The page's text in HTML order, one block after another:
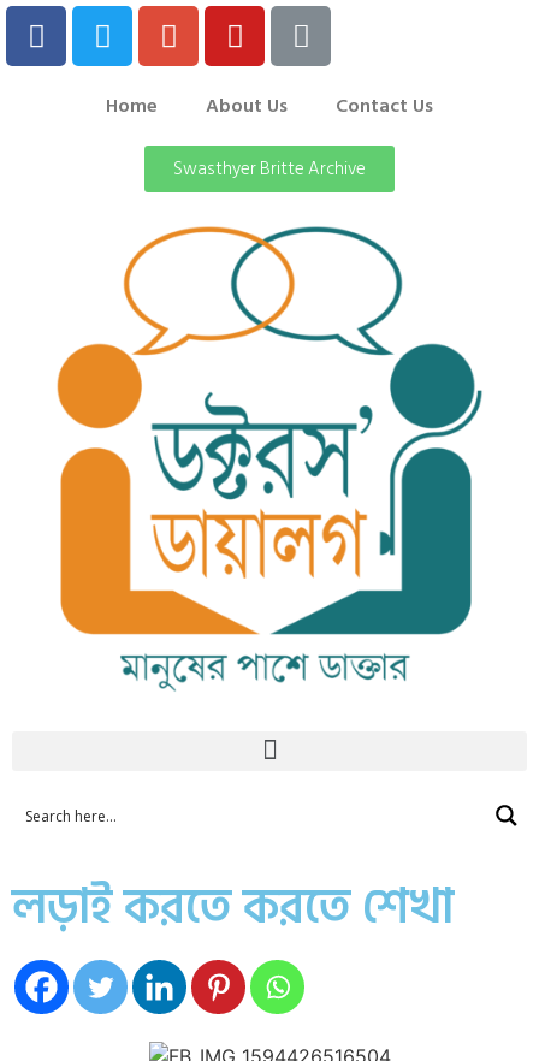
Home About Us Contact Us
Swasthyer Britte Archive
লড়াই করতে করতে শেখা